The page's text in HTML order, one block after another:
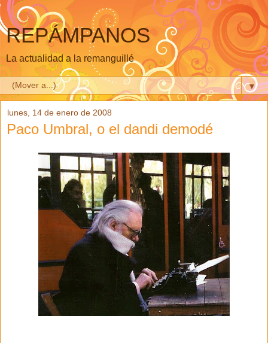
REPÁMPANOS
La actualidad a la remanguillé
▼
lunes, 14 de enero de 2008
Paco Umbral, o el dandi demodé